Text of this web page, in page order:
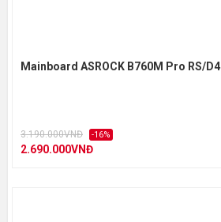
Mainboard ASROCK B760M Pro RS/D4
3.190.000VNĐ -16%
2.690.000VNĐ